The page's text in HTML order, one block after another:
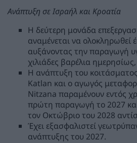
Ανάπτυξη σε Ισραήλ και Κροατία
Η δεύτερη μονάδα
αναμένεται να ολοκληρωθεί
αυξάνοντας την παραγωγή
χιλιάδες βαρέλια
Η ανάπτυξη του
Katlan και ο αγωγός
Nitzana παραμένουν εντός
πρώτη παραγωγή το 2027
τον Οκτώβριο του 2028
Έχει εξασφαλιστεί
ανάπτυξης του 2027.